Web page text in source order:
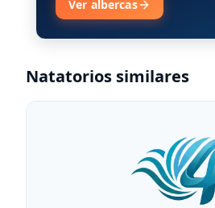
Ver albercas
Natatorios similares